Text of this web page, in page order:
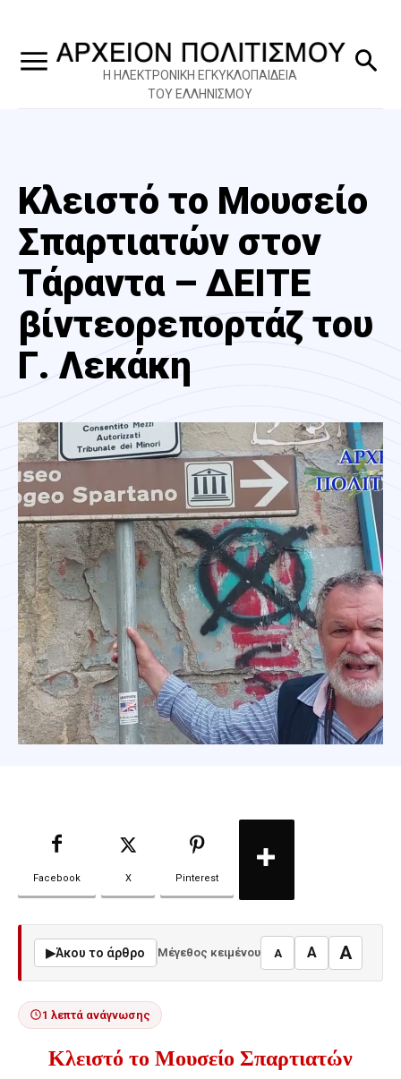
Η ΗΛΕΚΤΡΟΝΙΚΗ ΕΓΚΥΚΛΟΠΑΙΔΕΙΑ
ΤΟΥ ΕΛΛΗΝΙΣΜΟΥ
Κλειστό το Μουσείο
Σπαρτιατών στον
Τάραντα – ΔΕΙΤΕ
βίντεορεπορτάζ του
Γ. Λεκάκη
Facebook X Pinterest
▶Άκου το άρθρο Μέγεθος κειμένου A A A
1 λεπτά ανάγνωσης
Κλειστό το Μουσείο Σπαρτιατών